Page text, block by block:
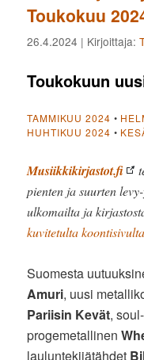
Toukokuu
26.4.2024 | Kirjoittaja:
Toukokuun
TAMMIKUU 2024 •
HUHTIKUU 2024 •
Musiikkikirjastot.fi
pienten ja suurten
ulkomailta ja
kuvitetulta
Suomesta
Amuri, uusi
Pariisin Kevät,
progemetallinen
lauluntekijätähdet